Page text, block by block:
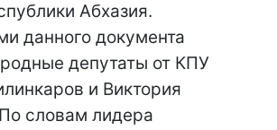
Абхазия.
данного документа
депутаты от КПУ
и Виктория
словам лидера